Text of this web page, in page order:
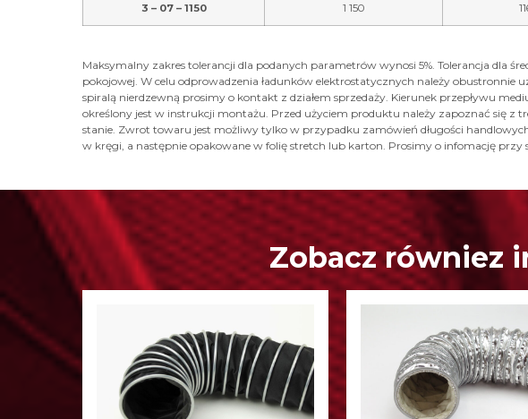
3 – 07 – 1150 1 150
Maksymalny zakres tolerancji dla podanych parametrów wynosi 5%. Tolerancja
pokojowej. W celu odprowadzenia ładunków elektrostatycznych należy
spiralą nierdzewną prosimy o kontakt z działem sprzedaży. Kierunek przepływu
określony jest w instrukcji montażu. Przed użyciem produktu należy zapoznać się
stanie. Zwrot towaru jest możliwy tylko w przypadku zamówień długości
w kręgi, a następnie opakowane w folię stretch lub karton. Prosimy o infomację
Zobacz równiez